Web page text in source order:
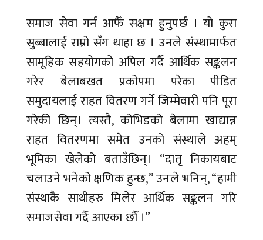
समाज सेवा गर्न आफैँ सक्षम हुनुपर्छ । यो कुरा
सुब्बालाई राम्रो सँग थाहा छ । उनले संस्थामार्फत
सामूहिक सहयोगको अपिल गर्दै आर्थिक सङ्कलन
गरेर बेलाबखत प्रकोपमा परेका पीडित
समुदायलाई राहत वितरण गर्ने जिम्मेवारी पनि पूरा
गरेकी छिन्। त्यस्तै, कोभिडको बेलामा खाद्यान्न
राहत वितरणमा समेत उनको संस्थाले अहम्
भूमिका खेलेको बताउँछिन्। “दातृ निकायबाट
चलाउने भनेको क्षणिक हुन्छ,” उनले भनिन्, “हामी
संस्थाकै साथीहरु मिलेर आर्थिक सङ्कलन गरि
समाजसेवा गर्दै आएका छौँ ।”